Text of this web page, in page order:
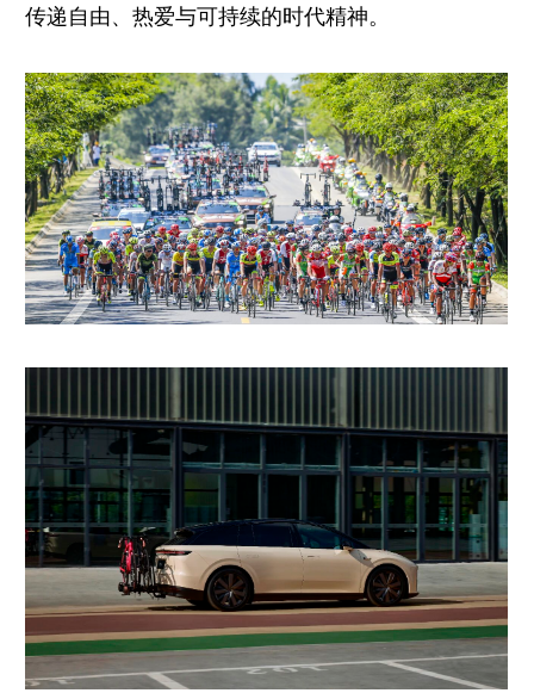
传递自由、热爱与可持续的时代精神。